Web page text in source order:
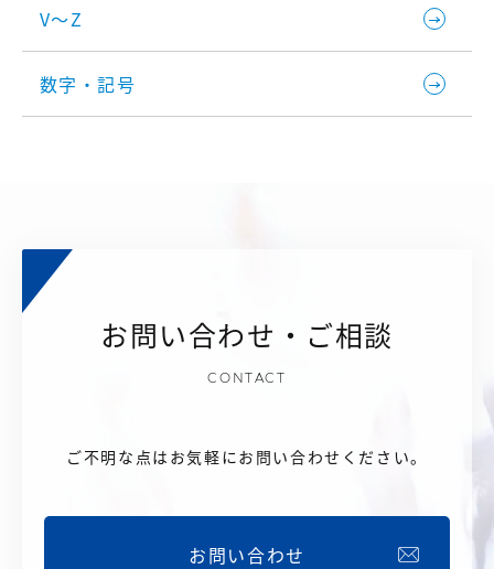
V～Z
数字・記号
お問い合わせ・ご相談
CONTACT
ご不明な点はお気軽にお問い合わせください。
お問い合わせ